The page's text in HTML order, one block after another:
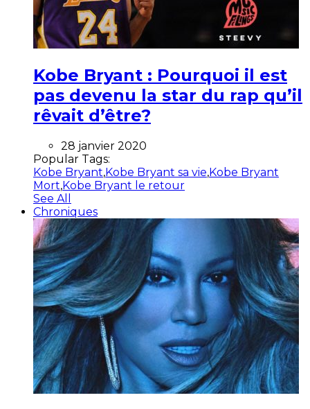
Kobe Bryant : Pourquoi il est
pas devenu la star du rap qu’il
rêvait d’être?
28 janvier 2020
Popular Tags:
Kobe Bryant,Kobe Bryant sa vie,Kobe Bryant
Mort,Kobe Bryant le retour
See All
Chroniques